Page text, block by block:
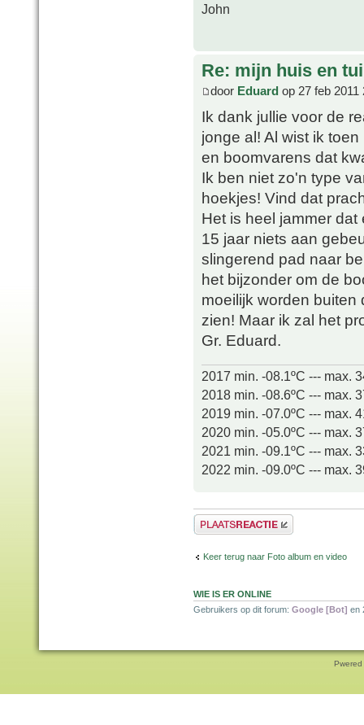
John
Re: mijn huis en
door Eduard op 27 feb 2011
Ik dank jullie voor de
jonge al! Al wist ik
en boomvarens dat
Ik ben niet zo'n type
hoekjes! Vind dat
Het is heel jammer
15 jaar niets aan
slingerend pad naar
het bijzonder om de
moeilijk worden
zien! Maar ik zal het
Gr. Eduard.
2017 min. -08.1ºC --- max.
2018 min. -08.6ºC --- max.
2019 min. -07.0ºC --- max.
2020 min. -05.0ºC --- max.
2021 min. -09.1ºC --- max.
2022 min. -09.0ºC --- max.
Plaats een reactie
Keer terug naar Foto album en video
WIE IS ER ONLINE
Gebruikers op dit forum: Google [Bot] en